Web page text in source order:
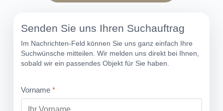
Senden Sie uns Ihren Suchauftrag
Im Nachrichten-Feld können Sie uns ganz einfach Ihre
Suchwünsche mitteilen. Wir melden uns direkt bei Ihnen,
sobald wir ein passendes Objekt für Sie haben.
Vorname *